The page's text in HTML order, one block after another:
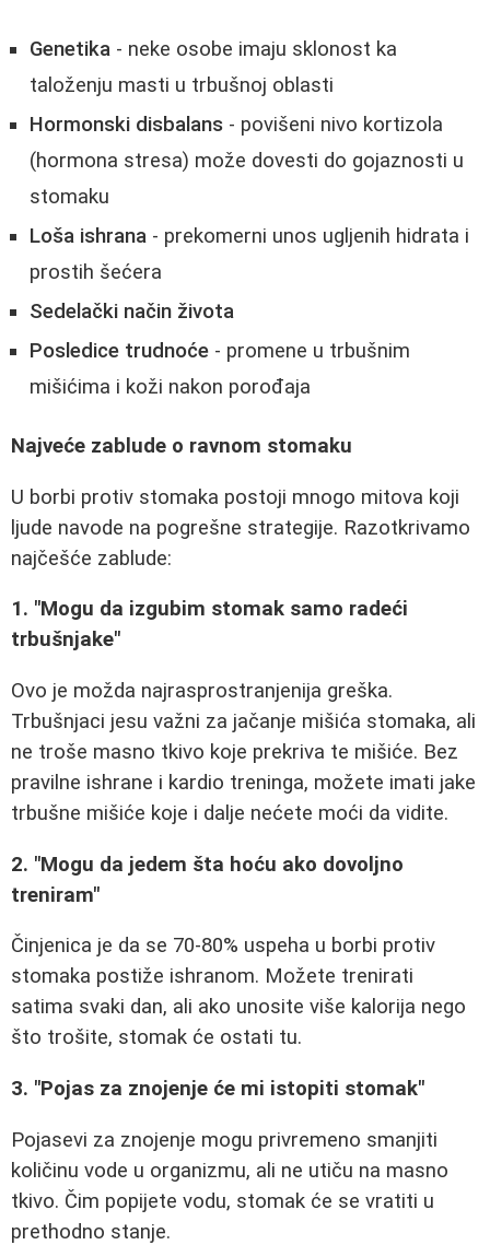
Genetika - neke osobe imaju sklonost ka
taloženju masti u trbušnoj oblasti
Hormonski disbalans - povišeni nivo kortizola
(hormona stresa) može dovesti do gojaznosti u
stomaku
Loša ishrana - prekomerni unos ugljenih hidrata i
prostih šećera
Sedelački način života
Posledice trudnoće - promene u trbušnim
mišićima i koži nakon porođaja
Najveće zablude o ravnom stomaku
U borbi protiv stomaka postoji mnogo mitova koji
ljude navode na pogrešne strategije. Razotkrivamo
najčešće zablude:
1. "Mogu da izgubim stomak samo radeći
trbušnjake"
Ovo je možda najrasprostranjenija greška.
Trbušnjaci jesu važni za jačanje mišića stomaka, ali
ne troše masno tkivo koje prekriva te mišiće. Bez
pravilne ishrane i kardio treninga, možete imati jake
trbušne mišiće koje i dalje nećete moći da vidite.
2. "Mogu da jedem šta hoću ako dovoljno
treniram"
Činjenica je da se 70-80% uspeha u borbi protiv
stomaka postiže ishranom. Možete trenirati
satima svaki dan, ali ako unosite više kalorija nego
što trošite, stomak će ostati tu.
3. "Pojas za znojenje će mi istopiti stomak"
Pojasevi za znojenje mogu privremeno smanjiti
količinu vode u organizmu, ali ne utiču na masno
tkivo. Čim popijete vodu, stomak će se vratiti u
prethodno stanje.